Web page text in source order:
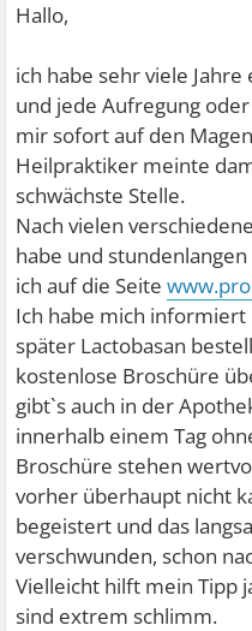
Hallo,
ich habe sehr viele
und jede Aufregung
mir sofort auf den
Heilpraktiker meinte
schwächste Stelle.
Nach vielen
habe und
ich auf die Seite
Ich habe mich
später Lactobasan
kostenlose Broschüre
gibt`s auch in der
innerhalb einem Tag
Broschüre stehen
vorher überhaupt nicht
begeistert und das
verschwunden, schon
Vielleicht hilft mein Tipp
sind extrem schlimm.